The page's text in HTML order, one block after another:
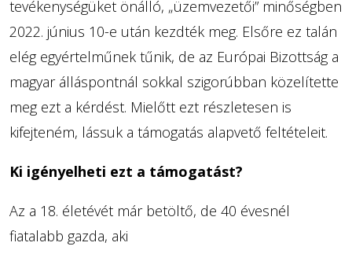
tevékenységüket önálló, „üzemvezetői” minőségben
2022. június 10-e után kezdték meg. Elsőre ez talán
elég egyértelműnek tűnik, de az Európai Bizottság a
magyar álláspontnál sokkal szigorúbban közelítette
meg ezt a kérdést. Mielőtt ezt részletesen is
kifejteném, lássuk a támogatás alapvető feltételeit.
Ki igényelheti ezt a támogatást?
Az a 18. életévét már betöltő, de 40 évesnél
fiatalabb gazda, aki